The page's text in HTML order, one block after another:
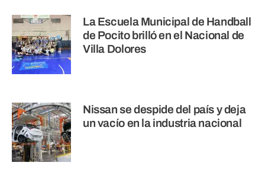
La Escuela Municipal de Handball
de Pocito brilló en el Nacional de
Villa Dolores
Nissan se despide del país y deja
un vacío en la industria nacional